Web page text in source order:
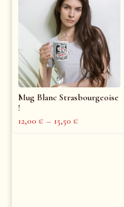
Mug Blanc Strasbourgeoise
!
12,00 € – 15,50 €